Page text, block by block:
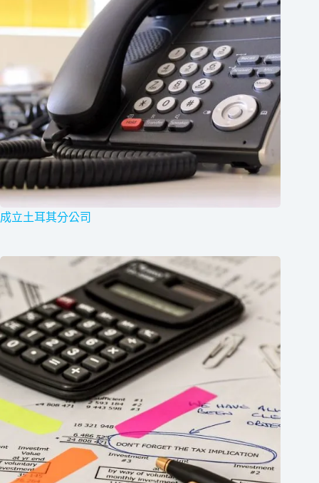
成立土耳其分公司